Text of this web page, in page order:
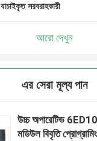
যাচাইকৃত সরবরাহকারী
আরো দেখুন
এর সেরা মূল্য পান
উচ্চ অপারেটিভ
মডিউল বিবৃতি